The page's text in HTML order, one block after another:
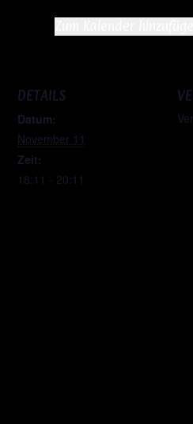
DETAILS
Datum:
November 11
Zeit:
18:11 - 20:11